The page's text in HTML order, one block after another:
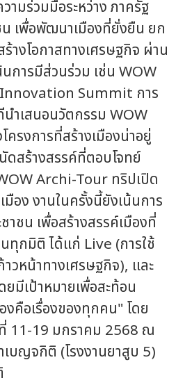
มร่วมมือระหว่าง ภาครัฐ
น เพื่อพัฒนาเมืองที่ยั่งยืน ยก
างโอกาสทางเศรษฐกิจ ผ่าน
การมีส่วนร่วม เช่น WOW
Summit การ
นำเสนอนวัตกรรม WOW
รงการที่สร้างเมืองน่าอยู่
สร้างสรรค์ที่ตอบโจทย์
Archi-Tour ทริปเปิด
อง งานในครั้งนี้ยังเน้นการ
าชน เพื่อสร้างสรรค์เมืองที่
ทุกมิติ ได้แก่ Live (การใช้
วหน้าทางเศรษฐกิจ), และ
มีเป้าหมายเพื่อสะท้อน
งคือเรื่องของทุกคน" โดย
11-19 มกราคม 2568 ณ
บญจกิติ (โรงงานยาสูบ 5)